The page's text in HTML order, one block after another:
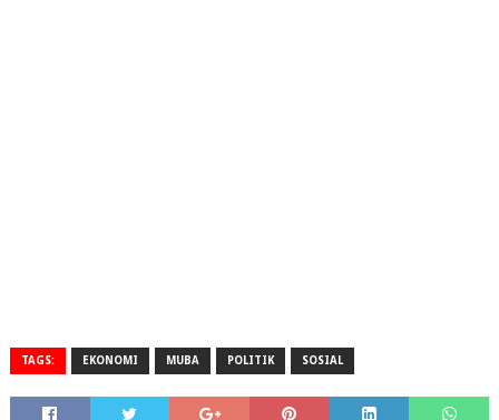
TAGS: EKONOMI MUBA POLITIK SOSIAL